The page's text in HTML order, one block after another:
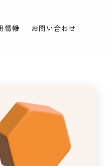
情報 お問い合わせ